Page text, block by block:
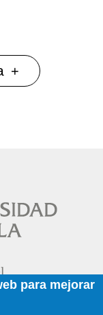
+
para mejorar